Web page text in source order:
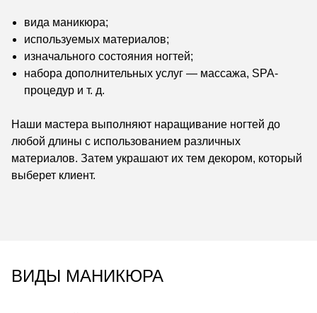
вида маникюра;
используемых материалов;
изначального состояния ногтей;
набора дополнительных услуг — массажа, SPA-
процедур и т. д.
Наши мастера выполняют наращивание ногтей до
любой длины с использованием различных
материалов. Затем украшают их тем декором, который
выберет клиент.
ВИДЫ МАНИКЮРА